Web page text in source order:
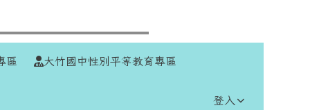
區 大竹國中性別平等教育專區
登入